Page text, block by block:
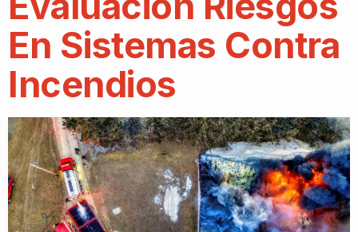
En Sistemas Contra
Incendios